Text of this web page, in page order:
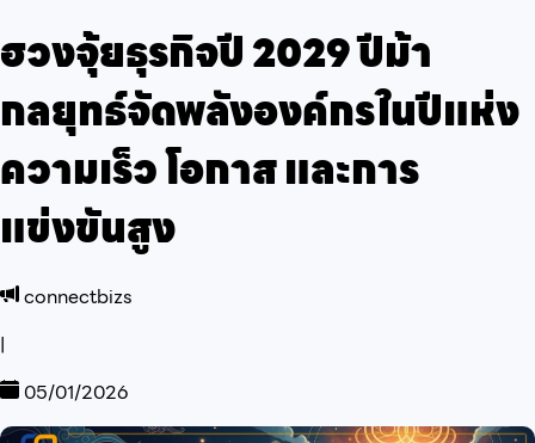
ฮวงจุ้ยธุรกิจปี 2029 ปีม้า
กลยุทธ์จัดพลังองค์กรในปีแห่ง
ความเร็ว โอกาส และการ
แข่งขันสูง
connectbizs
|
05/01/2026